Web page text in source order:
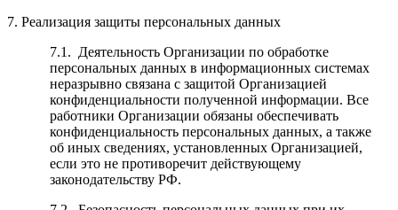
7. Реализация защиты персональных данных
7.1. Деятельность Организации по обработке
персональных данных в информационных системах
неразрывно связана с защитой Организацией
конфиденциальности полученной информации. Все
работники Организации обязаны обеспечивать
конфиденциальность персональных данных, а также
об иных сведениях, установленных Организацией,
если это не противоречит действующему
законодательству РФ.